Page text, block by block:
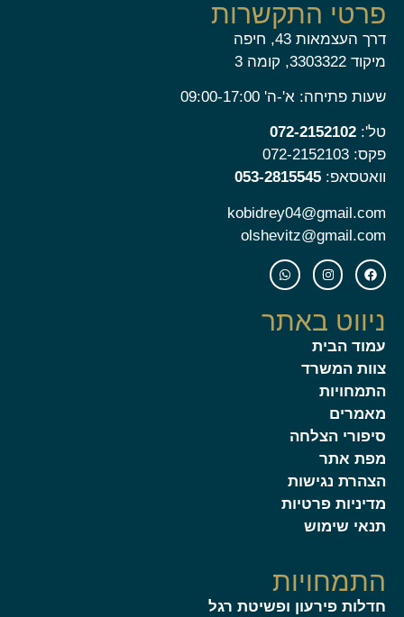
פרטי התקשרות
דרך העצמאות 43, חיפה
מיקוד 3303322, קומה 3
שעות פתיחה: א'-ה' 09:00-17:00
טל': 072-2152102
פקס: 072-2152103
וואטסאפ: 053-2815545
kobidrey04@gmail.com
olshevitz@gmail.com
ניווט באתר
עמוד הבית
צוות המשרד
התמחויות
מאמרים
סיפורי הצלחה
מפת אתר
הצהרת נגישות
מדיניות פרטיות
תנאי שימוש
התמחויות
חדלות פירעון ופשיטת רגל